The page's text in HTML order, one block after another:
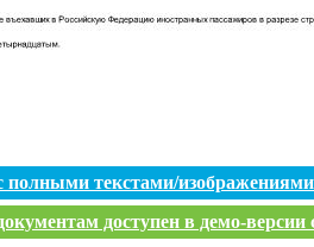
полными текстами/
доступен в демо-версии